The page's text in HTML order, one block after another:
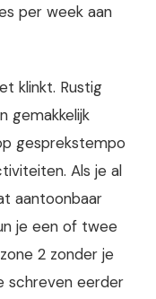
per week aan
klinkt. Rustig
gemakkelijk
gesprekstempo
Als je al
aantoonbaar
je een of twee
2 zonder je
schreven eerder